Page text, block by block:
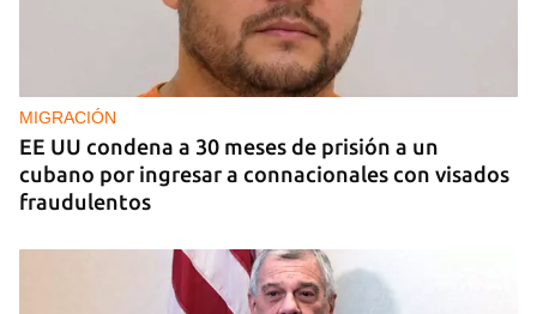
EE UU duplica sus ventas de combustible al
sector privado cubano
MIGRACIÓN
EE UU condena a 30 meses de prisión a un
cubano por ingresar a connacionales con visados
fraudulentos